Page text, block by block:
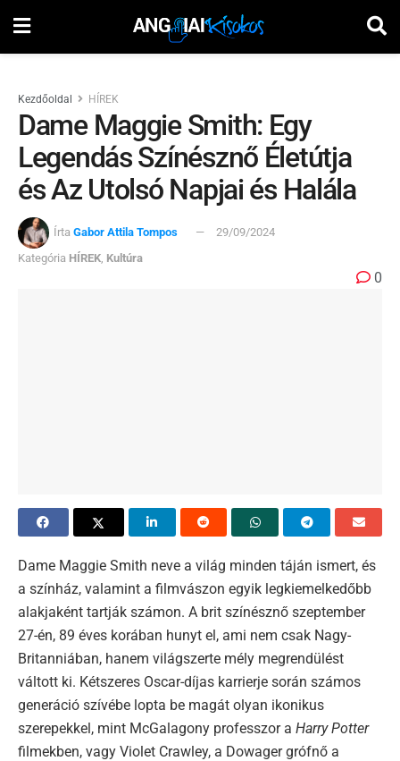
Kezdőoldal HÍREK
Dame Maggie Smith: Egy
Legendás Színésznő Életútja
és Az Utolsó Napjai és Halála
Írta Gabor Attila Tompos
29/09/2024
Kategória HÍREK Kultúra
0
Dame Maggie Smith neve a világ minden táján ismert, és
a színház, valamint a filmvászon egyik legkiemelkedőbb
alakjaként tartják számon. A brit színésznő szeptember
27-én, 89 éves korában hunyt el, ami nem csak Nagy-
Britanniában, hanem világszerte mély megrendülést
váltott ki. Kétszeres Oscar-díjas karrierje során számos
generáció szívébe lopta be magát olyan ikonikus
szerepekkel, mint McGalagony professzor a Harry Potter
filmekben, vagy Violet Crawley, a Dowager grófnő a